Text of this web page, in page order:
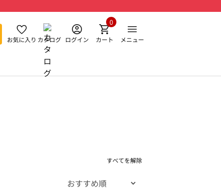
お気に入り カタログ ログイン カート
0
メニュー
すべてを解除